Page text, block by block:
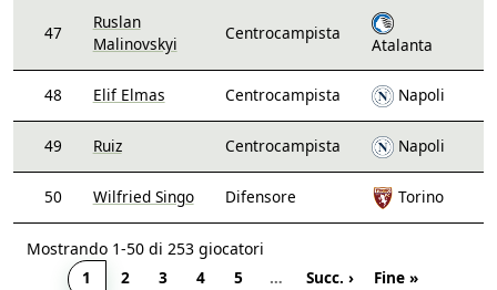
47
Ruslan
Malinovskyi
Centrocampista
Atalanta
48 Elif Elmas Centrocampista Napoli
49 Ruiz Centrocampista Napoli
50 Wilfried Singo Difensore Torino
Mostrando 1-50 di 253 giocatori
1
2 3 4 5 … Succ. › Fine »